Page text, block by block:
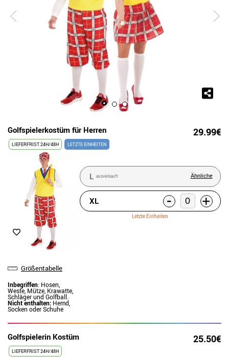
Golfspielerkostüm für Herren 29.99€
LIEFERFRIST 24H/48H LETZTE EINHEITEN
Größentabelle
Inbegriffen: Hosen,
Weste, Mütze, Krawatte,
Schläger und Golfball.
Nicht enthalten: Hemd,
Socken oder Schuhe
L ausverkauft Ähnliche
XL - +
Letzte Einheiten
Golfspielerin Kostüm 25.50€
LIEFERFRIST 24H/48H